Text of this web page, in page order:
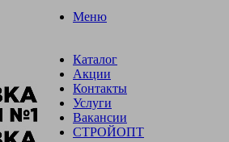
Меню
Каталог
Акции
Контакты
Услуги
Вакансии
СТРОЙОПТ